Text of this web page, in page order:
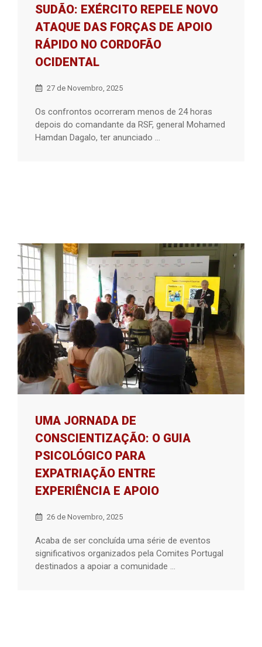
SUDÃO: EXÉRCITO REPELE NOVO
ATAQUE DAS FORÇAS DE APOIO
RÁPIDO NO CORDOFÃO
OCIDENTAL
27 de Novembro, 2025
Os confrontos ocorreram menos de 24 horas
depois do comandante da RSF, general Mohamed
Hamdan Dagalo, ter anunciado ...
UMA JORNADA DE
CONSCIENTIZAÇÃO: O GUIA
PSICOLÓGICO PARA
EXPATRIAÇÃO ENTRE
EXPERIÊNCIA E APOIO
26 de Novembro, 2025
Acaba de ser concluída uma série de eventos
significativos organizados pela Comites Portugal
destinados a apoiar a comunidade ...